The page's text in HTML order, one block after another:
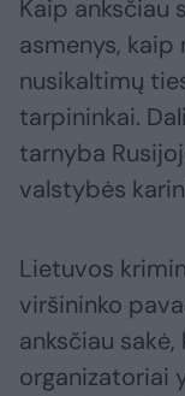
Kaip anksčiau
asmenys,
nusikaltimų
tarpininkai.
tarnyba
valstybės
Lietuvos
viršininko
anksčiau
organizatoriai